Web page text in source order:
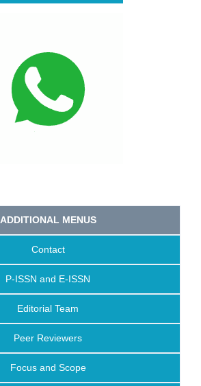
ADDITIONAL MENUS
Contact
P-ISSN and E-ISSN
Editorial Team
Peer Reviewers
Focus and Scope